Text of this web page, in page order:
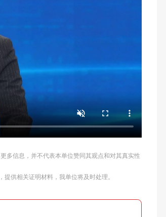
多信息，并不代表本单位赞同其观点和对其真实性
供相关证明材料，我单位将及时处理。